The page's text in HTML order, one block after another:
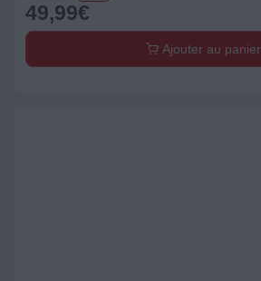
49,99€
Ajouter au panier